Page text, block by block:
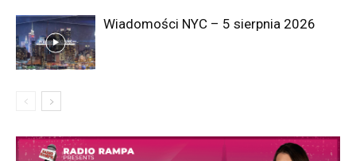
Wiadomości NYC – 5 sierpnia 2026